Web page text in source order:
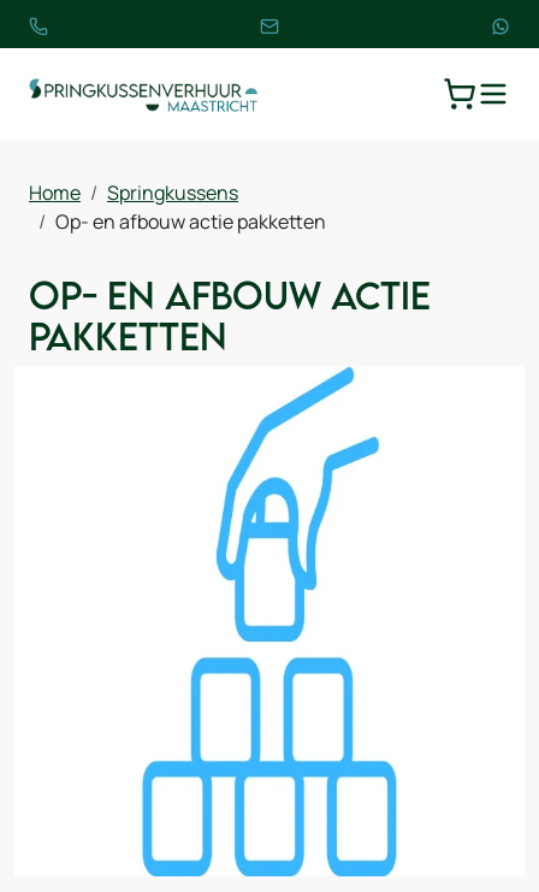
Home
Springkussens
Op- en afbouw actie pakketten
Op- en afbouw actie
pakketten